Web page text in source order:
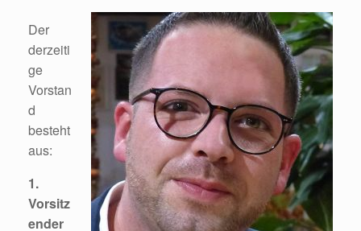
Der
derzeiti
ge
Vorstan
d
besteht
aus:
1.
Vorsitz
ender